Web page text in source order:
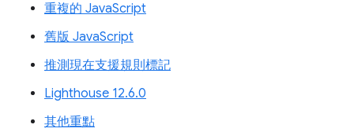
重複的 JavaScript
舊版 JavaScript
推測現在支援規則標記
Lighthouse 12.6.0
其他重點